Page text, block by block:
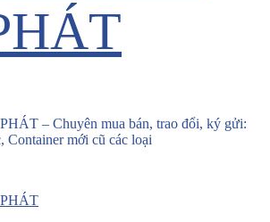
– Chuyên mua bán, trao đổi, ký gửi:
Container mới cũ các loại